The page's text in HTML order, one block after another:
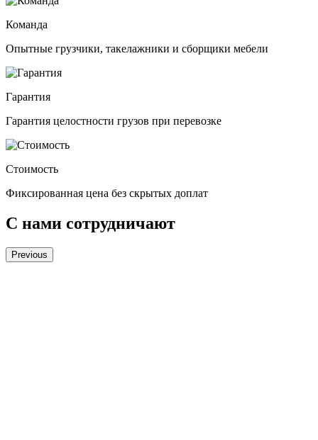
Команда
Опытные грузчики, такелажники и сборщики мебели
Гарантия
Гарантия целостности грузов при перевозке
Стоимость
Фиксированная цена без скрытых доплат
С нами сотрудничают
Previous